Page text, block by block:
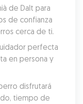
de Dalt para
de confianza
cerca de ti.
perfecta
en persona y
disfrutará
tiempo de